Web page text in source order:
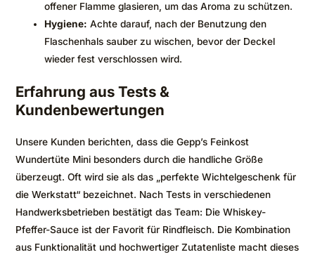
offener Flamme glasieren, um das Aroma zu schützen.
Hygiene: Achte darauf, nach der Benutzung den
Flaschenhals sauber zu wischen, bevor der Deckel
wieder fest verschlossen wird.
Erfahrung aus Tests &
Kundenbewertungen
Unsere Kunden berichten, dass die Gepp’s Feinkost
Wundertüte Mini besonders durch die handliche Größe
überzeugt. Oft wird sie als das „perfekte Wichtelgeschenk für
die Werkstatt“ bezeichnet. Nach Tests in verschiedenen
Handwerksbetrieben bestätigt das Team: Die Whiskey-
Pfeffer-Sauce ist der Favorit für Rindfleisch. Die Kombination
aus Funktionalität und hochwertiger Zutatenliste macht dieses